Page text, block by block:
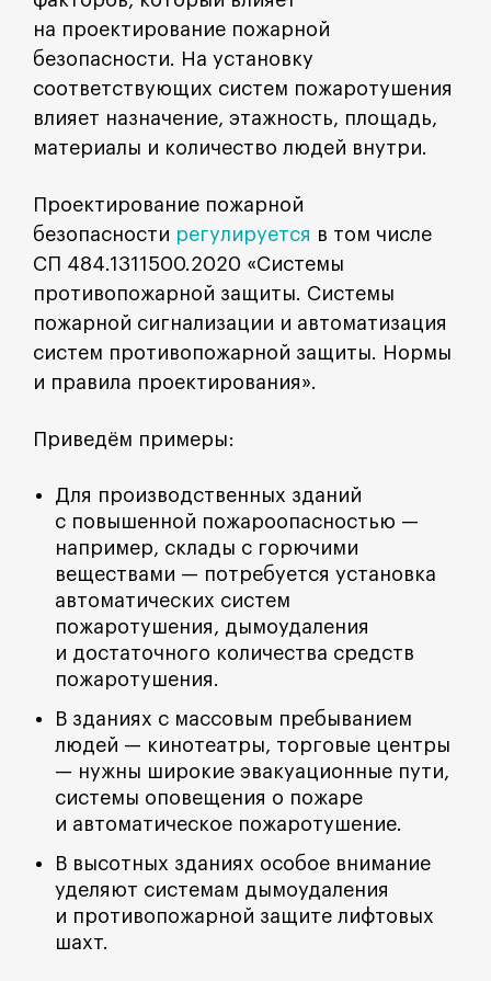
на проектирование пожарной
безопасности. На установку
соответствующих систем пожаротушения
влияет назначение, этажность, площадь,
материалы и количество людей внутри.
Проектирование пожарной
безопасности регулируется в том числе
СП 484.1311500.2020 «Системы
противопожарной защиты. Системы
пожарной сигнализации и автоматизация
систем противопожарной защиты. Нормы
и правила проектирования».
Приведём примеры:
Для производственных зданий
с повышенной пожароопасностью —
например, склады с горючими
веществами — потребуется установка
автоматических систем
пожаротушения, дымоудаления
и достаточного количества средств
пожаротушения.
В зданиях с массовым пребыванием
людей — кинотеатры, торговые центры
— нужны широкие эвакуационные пути,
системы оповещения о пожаре
и автоматическое пожаротушение.
В высотных зданиях особое внимание
уделяют системам дымоудаления
и противопожарной защите лифтовых
шахт.